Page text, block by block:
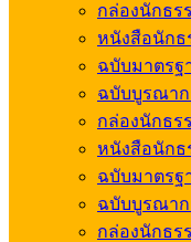
กล่องนักธร
หนังสือนักธ
ฉบับมาตรฐ
ฉบับบูรณาก
กล่องนักธร
หนังสือนักธ
ฉบับมาตรฐ
ฉบับบูรณาก
กล่องนักธร